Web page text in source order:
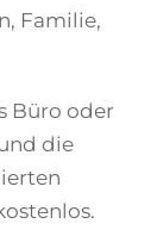
Familie,
Büro oder
die